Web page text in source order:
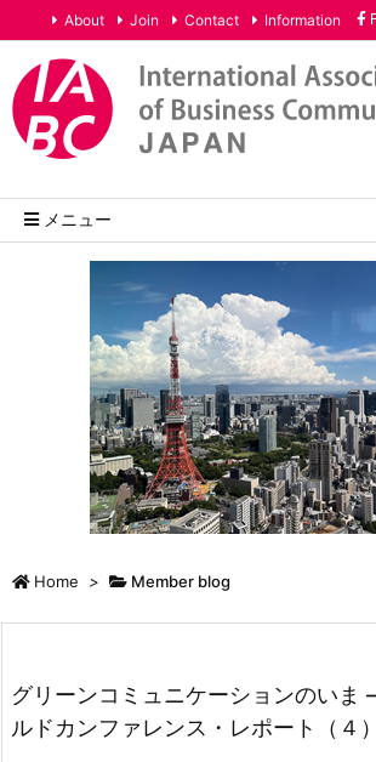
メニュー
About Join Contact Information
Home > Member blog
グリーンコミュニケーションのいま
ルドカンファレンス・レポート（４）